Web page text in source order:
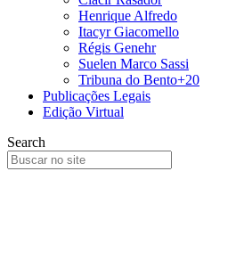
Henrique Alfredo
Itacyr Giacomello
Régis Genehr
Suelen Marco Sassi
Tribuna do Bento+20
Publicações Legais
Edição Virtual
Search